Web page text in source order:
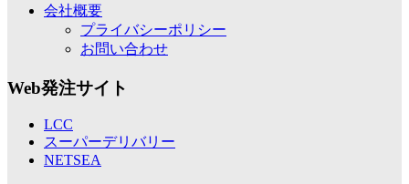
会社概要
プライバシーポリシー
お問い合わせ
Web発注サイト
LCC
スーパーデリバリー
NETSEA